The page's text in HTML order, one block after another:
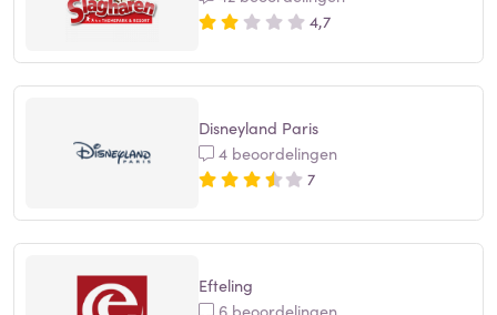
4,7
Disneyland Paris
4 beoordelingen
7
Efteling
6 beoordelingen